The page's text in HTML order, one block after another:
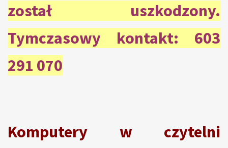
został uszkodzony.
Tymczasowy kontakt: 603
291 070
Komputery w czytelni